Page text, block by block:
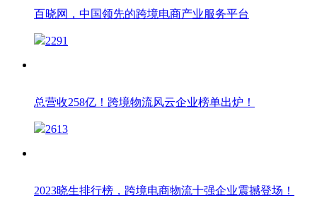
百晓网，中国领先的跨境电商产业服务平台
2291
总营收258亿！跨境物流风云企业榜单出炉！
2613
2023晓生排行榜，跨境电商物流十强企业震撼登场！